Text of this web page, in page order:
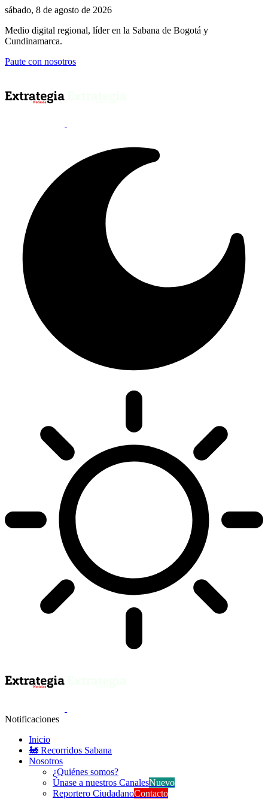
sábado, 8 de agosto de 2026
Medio digital regional, líder en la Sabana de Bogotá y
Cundinamarca.
Paute con nosotros
Notificaciones
Inicio
🚂 Recorridos Sabana
Nosotros
¿Quiénes somos?
Únase a nuestros CanalesNuevo
Reportero CiudadanoContacto